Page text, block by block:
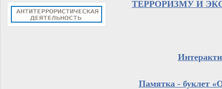
ТЕРРОРИЗМУ И
Памятка - буклет